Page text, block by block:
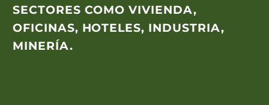
SECTORES COMO VIVIENDA,
OFICINAS, HOTELES, INDUSTRIA,
MINERÍA.